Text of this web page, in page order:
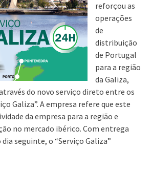
reforçou as
operações
de
distribuição
de Portugal
para a região
da Galiza,
do novo serviço direto entre os
Galiza”. A empresa refere que este
da empresa para a região e
no mercado ibérico. Com entrega
seguinte, o “Serviço Galiza”